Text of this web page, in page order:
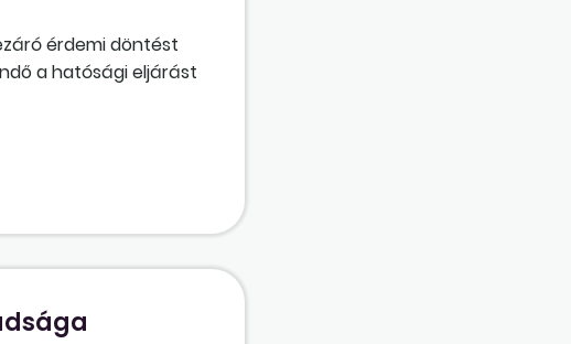
érdemi döntést
a hatósági eljárást
megváltozott
című
Ez esetben a